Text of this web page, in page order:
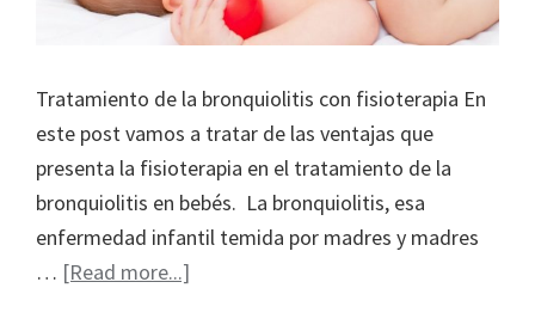
Tratamiento de la bronquiolitis con fisioterapia En
este post vamos a tratar de las ventajas que
presenta la fisioterapia en el tratamiento de la
bronquiolitis en bebés. La bronquiolitis, esa
enfermedad infantil temida por madres y madres
… [Read more...]